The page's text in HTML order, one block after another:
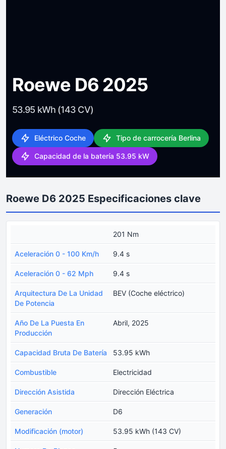
Roewe D6 2025
53.95 kWh (143 CV)
Eléctrico Coche Tipo de carrocería Berlina
Capacidad de la batería 53.95 kW
Roewe D6 2025 Especificaciones clave
201 Nm
Aceleración 0 - 100 Km/h 9.4 s
Aceleración 0 - 62 Mph 9.4 s
Arquitectura De La Unidad
De Potencia
BEV (Coche eléctrico)
Año De La Puesta En
Producción
Abril, 2025
Capacidad Bruta De Batería 53.95 kWh
Combustible Electricidad
Dirección Asistida Dirección Eléctrica
Generación D6
Modificación (motor) 53.95 kWh (143 CV)